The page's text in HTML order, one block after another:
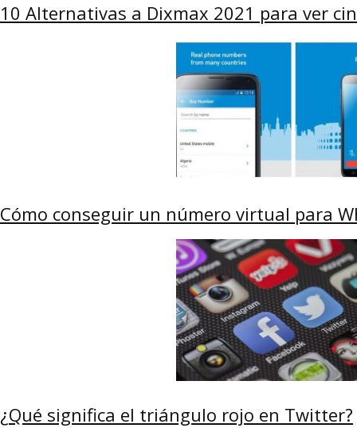
10 Alternativas a Dixmax 2021 para ver
Cómo conseguir un número virtual para
¿Qué significa el triángulo rojo en Twitter?